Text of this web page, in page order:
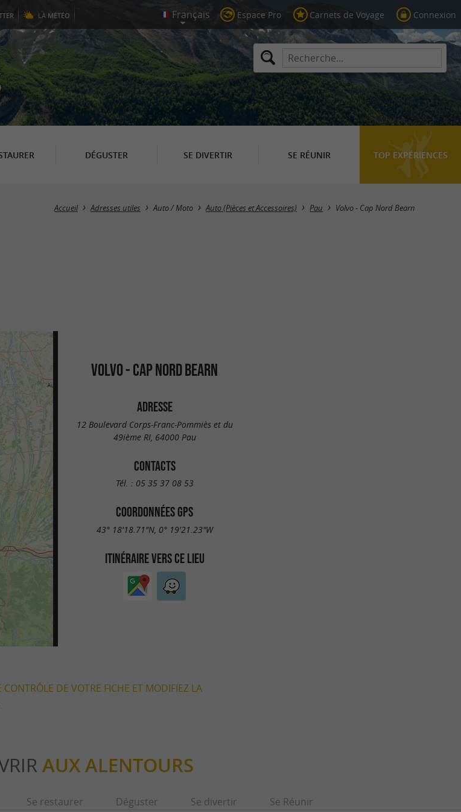
LA MÉTÉO Espace Pro Carnets de Voyage Connexion
DÉGUSTER SE DIVERTIR SE RÉUNIR TOP EXPÉRIENCES
Accueil Adresses utiles Auto / Moto Auto (Pièces et Accessoires) Pau Volvo - Cap Nord Bearn
VOLVO - CAP NORD BEARN
ADRESSE
12 Boulevard Corps-Franc-Pommiès et du
49ième RI, 64000 Pau
CONTACTS
Tél. : 05 35 37 08 53
COORDONNÉES GPS
43° 18'18.71"N, 0° 19'21.23"W
ITINÉRAIRE VERS CE LIEU
DE VOTRE FICHE ET MODIFIEZ LA
AUX ALENTOURS
Se restaurer Déguster Se divertir Se Réunir